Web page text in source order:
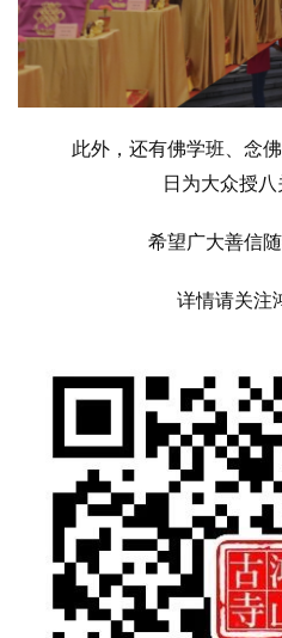
此外，还有佛学班、念
日为大众授
希望广大善信
详情请关注